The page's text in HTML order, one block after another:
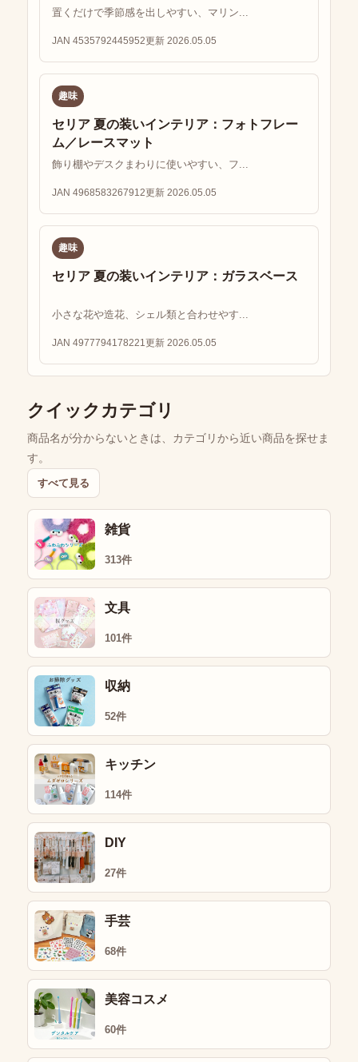
置くだけで季節感を出しやすい、マリン...
JAN 4535792445952更新 2026.05.05
趣味
セリア 夏の装いインテリア：フォトフレー
ム／レースマット
飾り棚やデスクまわりに使いやすい、フ...
JAN 4968583267912更新 2026.05.05
趣味
セリア 夏の装いインテリア：ガラスベース
小さな花や造花、シェル類と合わせやす...
JAN 4977794178221 更新 2026.05.05
クイックカテゴリ
商品名が分からないときは、カテゴリから近い商品を探せま
す。
すべて見る
雑貨
313件
文具
101件
収納
52件
キッチン
114件
DIY
27件
手芸
68件
美容コスメ
60件